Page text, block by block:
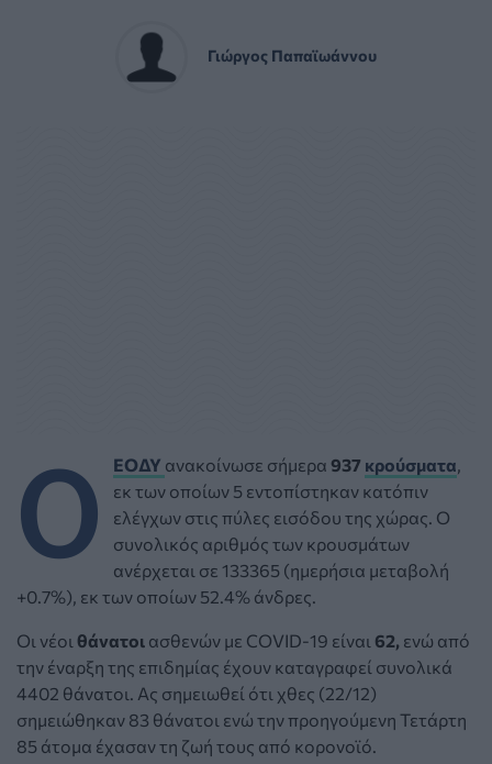
Γιώργος Παπαϊωάννου
Ο ΕΟΔΥ ανακοίνωσε σήμερα 937 κρούσματα
εκ των οποίων 5 εντοπίστηκαν κατόπιν
ελέγχων στις πύλες εισόδου της χώρας. Ο
συνολικός αριθμός των κρουσμάτων
ανέρχεται σε 133365 (ημερήσια μεταβολή
+0.7%), εκ των οποίων 52.4% άνδρες.
Οι νέοι θάνατοι ασθενών με COVID-19 είναι 62, ενώ από
την έναρξη της επιδημίας έχουν καταγραφεί συνολικά
4402 θάνατοι. Ας σημειωθεί ότι χθες (22/12)
σημειώθηκαν 83 θάνατοι ενώ την προηγούμενη Τετάρτη
85 άτομα έχασαν τη ζωή τους από κορονοϊό.